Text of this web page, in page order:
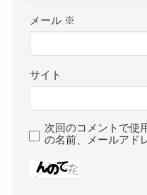
メール ※
サイト
次回のコメントで使
の名前、メールアド